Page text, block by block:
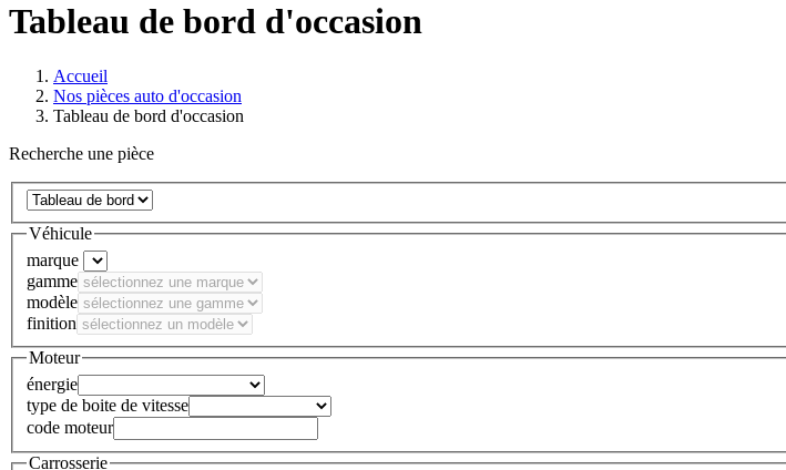
Tableau de bord d'occasion
Accueil
Nos pièces auto d'occasion
Tableau de bord d'occasion
Recherche une pièce
Véhicule
marque
gamme
modèle
finition
Moteur
énergie
type de boite de vitesse
code moteur
Carrosserie